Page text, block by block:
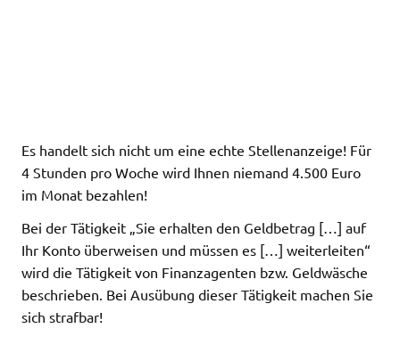
Es handelt sich nicht um eine echte Stellenanzeige! Für
4 Stunden pro Woche wird Ihnen niemand 4.500 Euro
im Monat bezahlen!
Bei der Tätigkeit „Sie erhalten den Geldbetrag […] auf
Ihr Konto überweisen und müssen es […] weiterleiten“
wird die Tätigkeit von Finanzagenten bzw. Geldwäsche
beschrieben. Bei Ausübung dieser Tätigkeit machen Sie
sich strafbar!